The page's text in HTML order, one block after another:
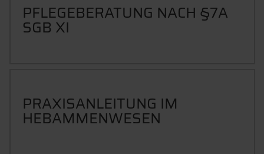
PFLEGEBERATUNG NACH §7A
SGB XI
PRAXISANLEITUNG IM
HEBAMMENWESEN